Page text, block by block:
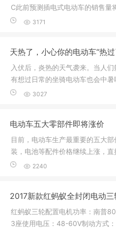
C此前预测插电式电动车的销售量
和英国石3171
天热了，小心你的电动车“热
入伏后，炎热的天气袭来。当人
有想过日常的坐骑电动车也会中
行驶或 3027
电动车五大零部件即将涨价
目前，电动车生产最重要的五大
装，电池等配件价格继续上涨，
本，电动车
2240
2017新款红蚂蚁全封闭电动三
红蚂蚁三轮配置电机功率：南普
3座使用电压：48-60V制动方式